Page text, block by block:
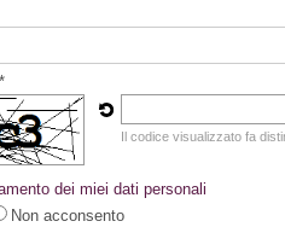
Il codice visualizzato fa
dei miei dati personali
Non acconsento